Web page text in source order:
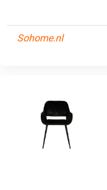
Sohome.nl